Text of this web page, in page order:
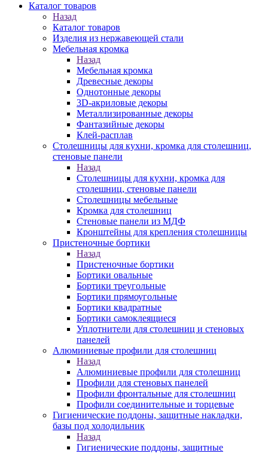
Каталог товаров
Назад
Каталог товаров
Изделия из нержавеющей стали
Мебельная кромка
Назад
Мебельная кромка
Древесные декоры
Однотонные декоры
3D-акриловые декоры
Металлизированные декоры
Фантазийные декоры
Клей-расплав
Столешницы для кухни, кромка для столешниц,
стеновые панели
Назад
Столешницы для кухни, кромка для
столешниц, стеновые панели
Столешницы мебельные
Кромка для столешниц
Стеновые панели из МДФ
Кронштейны для крепления столешницы
Пристеночные бортики
Назад
Пристеночные бортики
Бортики овальные
Бортики треугольные
Бортики прямоугольные
Бортики квадратные
Бортики самоклеящиеся
Уплотнители для столешниц и стеновых
панелей
Алюминиевые профили для столешниц
Назад
Алюминиевые профили для столешниц
Профили для стеновых панелей
Профили фронтальные для столешниц
Профили соединительные и торцевые
Гигиенические поддоны, защитные накладки,
базы под холодильник
Назад
Гигиенические поддоны, защитные